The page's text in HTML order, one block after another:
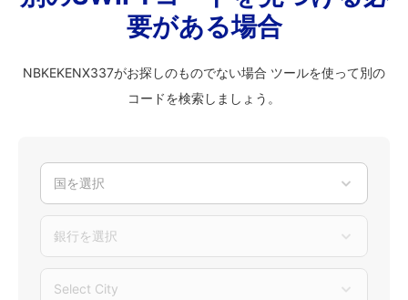
要がある場合
NBKEKENX337がお探しのものでない場合 ツールを使って別の
コードを検索しましょう。
国を選択
銀行を選択
Select City